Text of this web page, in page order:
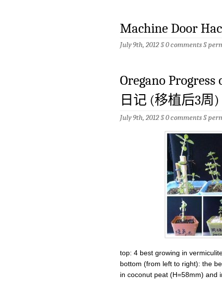
Machine Door
July 9th, 2012 §0 comments§
Oregano
日记 (移植后3周)
July 9th, 2012 §0 comments§
top: 4 best growing in
bottom (from left to right): the
in coconut peat (H=58mm) and